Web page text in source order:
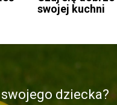
swojej kuchni
dziecka?